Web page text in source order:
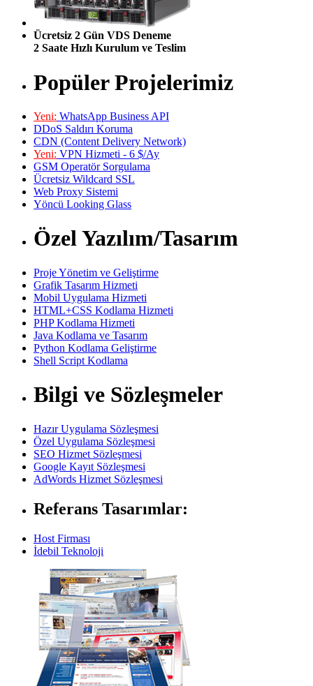
Ücretsiz 2 Gün VDS Deneme
2 Saate Hızlı Kurulum ve Teslim
Popüler Projelerimiz
Yeni: WhatsApp Business API
DDoS Saldırı Koruma
CDN (Content Delivery Network)
Yeni: VPN Hizmeti - 6 $/Ay
GSM Operatör Sorgulama
Ücretsiz Wildcard SSL
Web Proxy Sistemi
Yöncü Looking Glass
Özel Yazılım/Tasarım
Proje Yönetim ve Geliştirme
Grafik Tasarım Hizmeti
Mobil Uygulama Hizmeti
HTML+CSS Kodlama Hizmeti
PHP Kodlama Hizmeti
Java Kodlama ve Tasarım
Python Kodlama Geliştirme
Shell Script Kodlama
Bilgi ve Sözleşmeler
Hazır Uygulama Sözleşmesi
Özel Uygulama Sözleşmesi
SEO Hizmet Sözleşmesi
Google Kayıt Sözleşmesi
AdWords Hizmet Sözleşmesi
Referans Tasarımlar:
Host Firması
İdebil Teknoloji